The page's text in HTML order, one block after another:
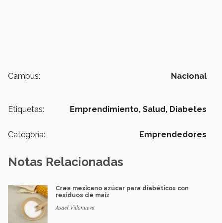
Campus: Nacional
Etiquetas: Emprendimiento, Salud, Diabetes
Categoría: Emprendedores
Notas Relacionadas
Crea mexicano azúcar para diabéticos con
residuos de maíz
Asael Villanueva